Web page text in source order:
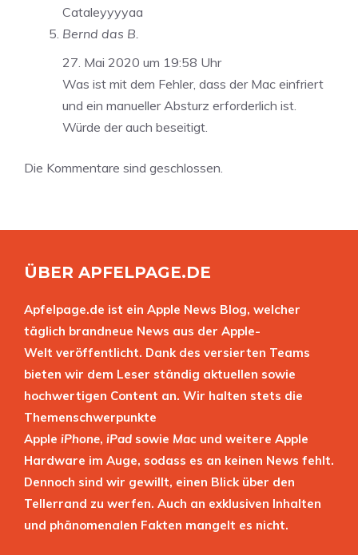
Cataleyyyyaa
Bernd das B.
27. Mai 2020 um 19:58 Uhr
Was ist mit dem Fehler, dass der Mac einfriert
und ein manueller Absturz erforderlich ist.
Würde der auch beseitigt.
Die Kommentare sind geschlossen.
ÜBER APFELPAGE.DE
Apfelpage.de ist ein Apple News Blog, welcher
täglich brandneue News aus der Apple-
Welt veröffentlicht. Dank des versierten Teams
bieten wir dem Leser ständig aktuellen sowie
hochwertigen Content an. Wir halten stets die
Themenschwerpunkte
Apple iPhone, iPad sowie Mac und weitere Apple
Hardware im Auge, sodass es an keinen News fehlt.
Dennoch sind wir gewillt, einen Blick über den
Tellerrand zu werfen. Auch an exklusiven Inhalten
und phänomenalen Fakten mangelt es nicht.